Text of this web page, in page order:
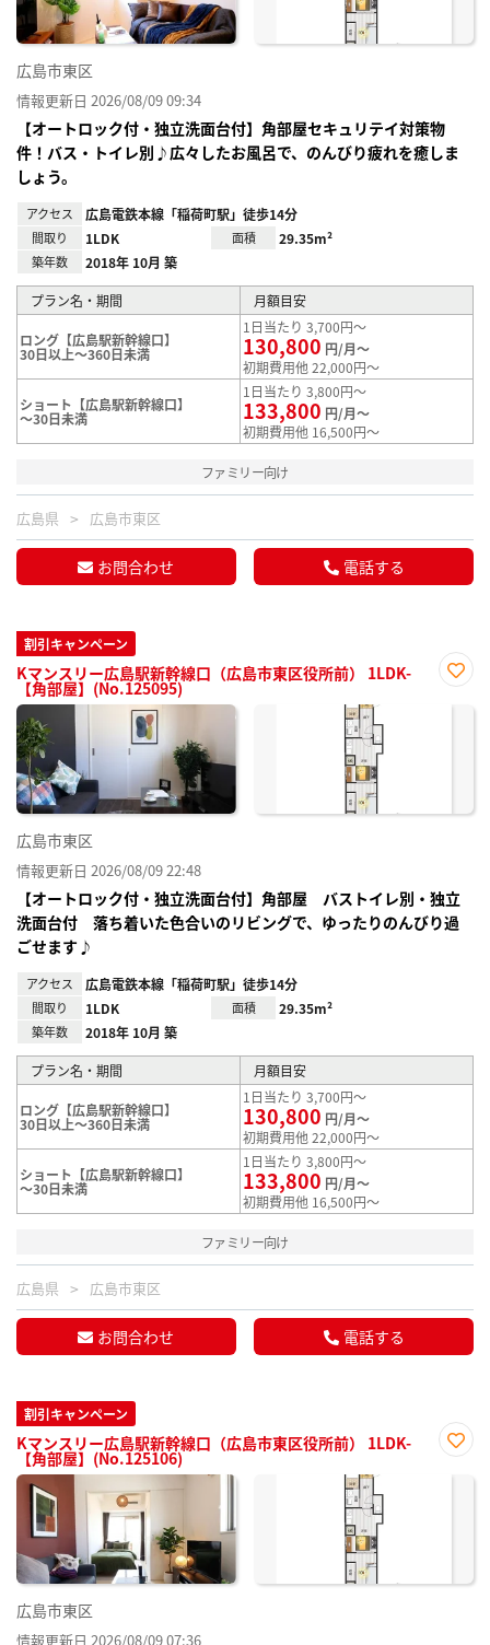
広島市東区
情報更新日 2026/08/09 09:34
【オートロック付・独立洗面台付】角部屋セキュリテイ対策物
件！バス・トイレ別♪広々したお風呂で、のんびり疲れを癒しま
しょう。
アクセス 広島電鉄本線「稲荷町駅」徒歩14分
間取り 1LDK 面積 29.35m²
築年数 2018年 10月 築
プラン名・期間 月額目安
ロング【広島駅新幹線口】
30日以上～360日未満
1日当たり 3,700円～
130,800 円/月～
初期費用他 22,000円～
ショート【広島駅新幹線口】
～30日未満
1日当たり 3,800円～
133,800 円/月～
初期費用他 16,500円～
ファミリー向け
広島県 広島市東区
お問合わせ 電話する
割引キャンペーン
Kマンスリー広島駅新幹線口（広島市東区役所前） 1LDK-
【角部屋】(No.125095)
に入
広島市東区
情報更新日 2026/08/09 22:48
【オートロック付・独立洗面台付】角部屋 バストイレ別・独立
洗面台付 落ち着いた色合いのリビングで、ゆったりのんびり過
ごせます♪
アクセス 広島電鉄本線「稲荷町駅」徒歩14分
間取り 1LDK 面積 29.35m²
築年数 2018年 10月 築
プラン名・期間 月額目安
ロング【広島駅新幹線口】
30日以上～360日未満
1日当たり 3,700円～
130,800 円/月～
初期費用他 22,000円～
ショート【広島駅新幹線口】
～30日未満
1日当たり 3,800円～
133,800 円/月～
初期費用他 16,500円～
ファミリー向け
広島県 広島市東区
お問合わせ 電話する
割引キャンペーン
Kマンスリー広島駅新幹線口（広島市東区役所前） 1LDK-
【角部屋】(No.125106)
に入
広島市東区
情報更新日 2026/08/09 07:36